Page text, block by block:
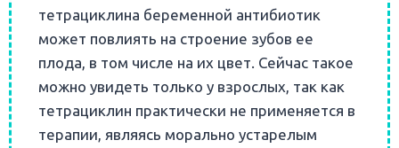
тетрациклина беременной антибиотик
может повлиять на строение зубов ее
плода, в том числе на их цвет. Сейчас такое
можно увидеть только у взрослых, так как
тетрациклин практически не применяется в
терапии, являясь морально устарелым